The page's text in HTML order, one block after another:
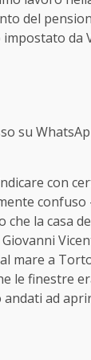
del
da
su
con
la casa
mare a
le finestre
ad